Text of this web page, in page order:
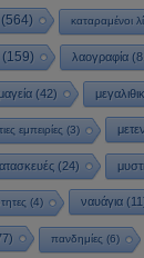
(564) καταραμένοι
λαογραφία
(42)
εμπειρίες (3)
(24)
(4) ναυάγια
πανδημίες (6)